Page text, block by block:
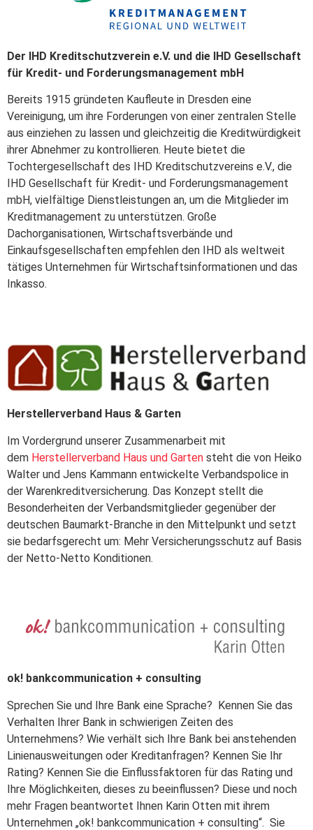
Der IHD Kreditschutzverein e.V. und die IHD Gesellschaft
für Kredit- und Forderungsmanagement mbH
Bereits 1915 gründeten Kaufleute in Dresden eine
Vereinigung, um ihre Forderungen von einer zentralen Stelle
aus einziehen zu lassen und gleichzeitig die Kreditwürdigkeit
ihrer Abnehmer zu kontrollieren. Heute bietet die
Tochtergesellschaft des IHD Kreditschutzvereins e.V., die
IHD Gesellschaft für Kredit- und Forderungsmanagement
mbH, vielfältige Dienstleistungen an, um die Mitglieder im
Kreditmanagement zu unterstützen. Große
Dachorganisationen, Wirtschaftsverbände und
Einkaufsgesellschaften empfehlen den IHD als weltweit
tätiges Unternehmen für Wirtschaftsinformationen und das
Inkasso.
Herstellerverband Haus & Garten
Im Vordergrund unserer Zusammenarbeit mit
dem Herstellerverband Haus und Garten steht die von Heiko
Walter und Jens Kammann entwickelte Verbandspolice in
der Warenkreditversicherung. Das Konzept stellt die
Besonderheiten der Verbandsmitglieder gegenüber der
deutschen Baumarkt-Branche in den Mittelpunkt und setzt
sie bedarfsgerecht um: Mehr Versicherungsschutz auf Basis
der Netto-Netto Konditionen.
ok! bankcommunication + consulting
Sprechen Sie und Ihre Bank eine Sprache? Kennen Sie das
Verhalten Ihrer Bank in schwierigen Zeiten des
Unternehmens? Wie verhält sich Ihre Bank bei anstehenden
Linienausweitungen oder Kreditanfragen? Kennen Sie Ihr
Rating? Kennen Sie die Einflussfaktoren für das Rating und
Ihre Möglichkeiten, dieses zu beeinflussen? Diese und noch
mehr Fragen beantwortet Ihnen Karin Otten mit ihrem
Unternehmen „ok! bankcommunication + consulting“. Sie